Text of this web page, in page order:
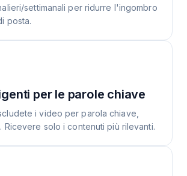
settimanali per ridurre l'ingombro
posta.
per le parole chiave
i video per parola chiave,
Ricevere solo i contenuti più rilevanti.